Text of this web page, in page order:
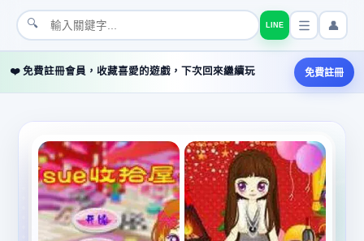
🔍 LINE 👤
❤️ 免費註冊會員，收藏喜愛的遊戲，下次回來繼續玩 免費註冊